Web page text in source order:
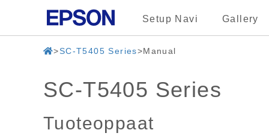
Setup Navi Gallery
SC-T5405 Series Manual
SC-T5405 Series
Tuoteoppaat